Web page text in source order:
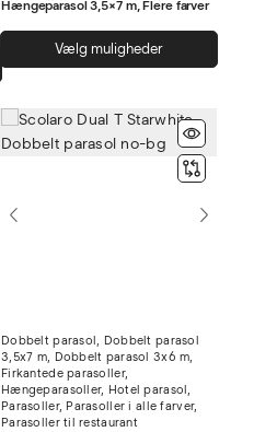
vare
har
flere
varianter.
vælges
Hængeparasol 3,5×7 m, Flere farver
Vælg muligheder
vare
Dobbelt parasol, Dobbelt parasol
3,5x7 m, Dobbelt parasol 3x6 m,
Firkantede parasoller,
Hængeparasoller, Hotel parasol,
Parasoller, Parasoller i alle farver,
Parasoller til restaurant